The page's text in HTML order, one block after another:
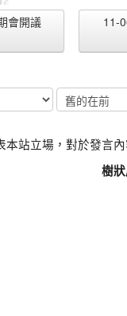
會開議
11-
站立場，對於發言
樹